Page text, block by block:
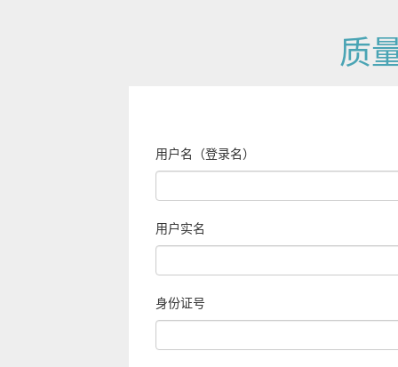
质
用户名（登录名）
用户实名
身份证号